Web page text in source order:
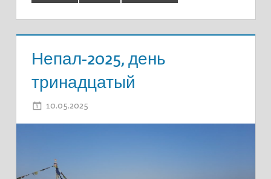
Непал-2025, день
тринадцатый
10.05.2025